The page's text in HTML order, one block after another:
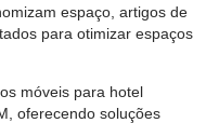
espaço, artigos de
para otimizar espaços
móveis para hotel
oferecendo soluções